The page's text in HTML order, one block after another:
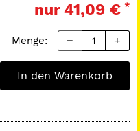
nur41,09 € *
Menge:
In den Warenkorb